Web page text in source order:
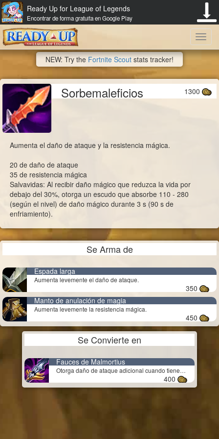
Ready Up for League of Legends
Encontrar de forma gratuita en Google Play
NEW: Try the Fortnite Scout stats tracker!
Sorbemaleficios 1300
Aumenta el daño de ataque y la resistencia mágica.
20 de daño de ataque
35 de resistencia mágica
Salvavidas: Al recibir daño mágico que reduzca la vida por
debajo del 30%, otorga un escudo que absorbe 110 - 280
(según el nivel) de daño mágico durante 3 s (90 s de
enfriamiento).
Se Arma de
Espada larga
Aumenta levemente el daño de ataque.
350
Manto de anulación de magia
Aumenta levemente la resistencia mágica.
450
Se Convierte en
Fauces de Malmortius
Otorga daño de ataque adicional cuando tienes poca vida.
400